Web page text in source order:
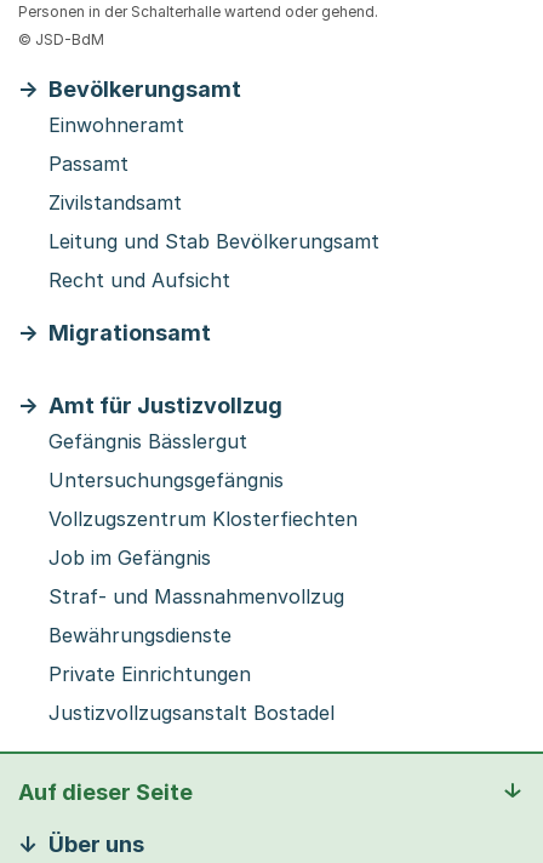
Personen in der Schalterhalle wartend oder gehend.
© JSD-BdM
Bevölkerungsamt
Einwohneramt
Passamt
Zivilstandsamt
Leitung und Stab Bevölkerungsamt
Recht und Aufsicht
Migrationsamt
Amt für Justizvollzug
Gefängnis Bässlergut
Untersuchungsgefängnis
Vollzugszentrum Klosterfiechten
Job im Gefängnis
Straf- und Massnahmenvollzug
Bewährungsdienste
Private Einrichtungen
Justizvollzugsanstalt Bostadel
Auf dieser Seite
Über uns